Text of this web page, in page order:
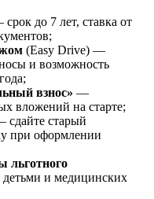
до 7 лет, ставка от
(Easy Drive) —
и возможность
взнос» —
вложений на старте;
сдайте старый
при оформлении
льготного
и медицинских